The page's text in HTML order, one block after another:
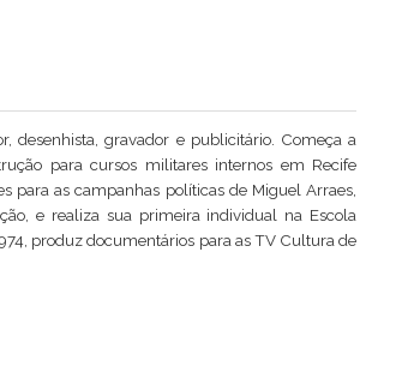
desenhista, gravador e publicitário. Começa a
para cursos militares internos em Recife
para as campanhas políticas de Miguel Arraes,
e realiza sua primeira individual na Escola
produz documentários para as TV Cultura de